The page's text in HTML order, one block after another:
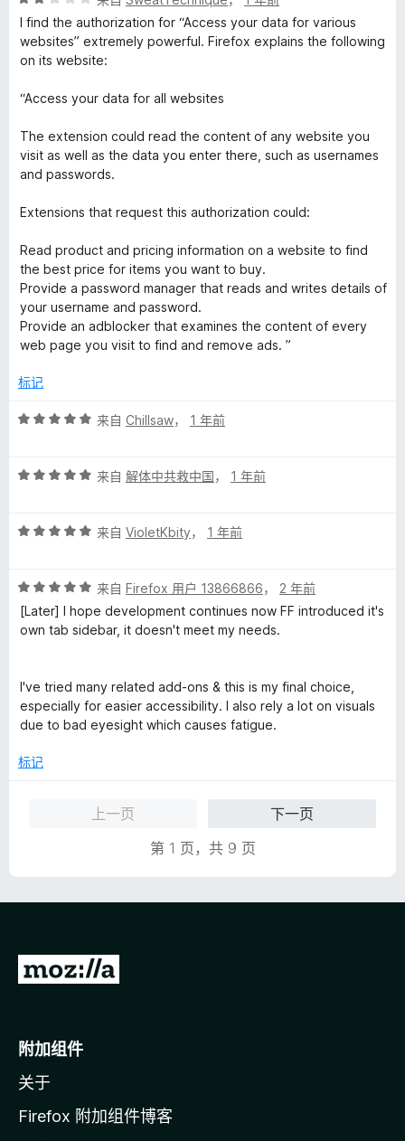
5分
2
/
I find the authorization for “Access your data for various
websites” extremely powerful. Firefox explains the following
on its website:
“Access your data for all websites
The extension could read the content of any website you
visit as well as the data you enter there, such as usernames
and passwords.
Extensions that request this authorization could:
Read product and pricing information on a website to find
the best price for items you want to buy.
Provide a password manager that reads and writes details of
your username and password.
Provide an adblocker that examines the content of every
web page you visit to find and remove ads. ”
标记
评
/
来自 Chillsaw， 1 年前
评
/
来自 解体中共救中国， 1 年前
评
/
5
来自 VioletKbity， 1 年前
评
分
5
来自 Firefox 用户 13866866， 2 年前
[Later] I hope development continues now FF introduced it's
own tab sidebar, it doesn't meet my needs.
I've tried many related add-ons & this is my final choice,
especially for easier accessibility. I also rely a lot on visuals
due to bad eyesight which causes fatigue.
标记
上一页
下一页
第 1 页，共 9 页
转
o
i
l
附加组件
关于
Firefox 附加组件博客